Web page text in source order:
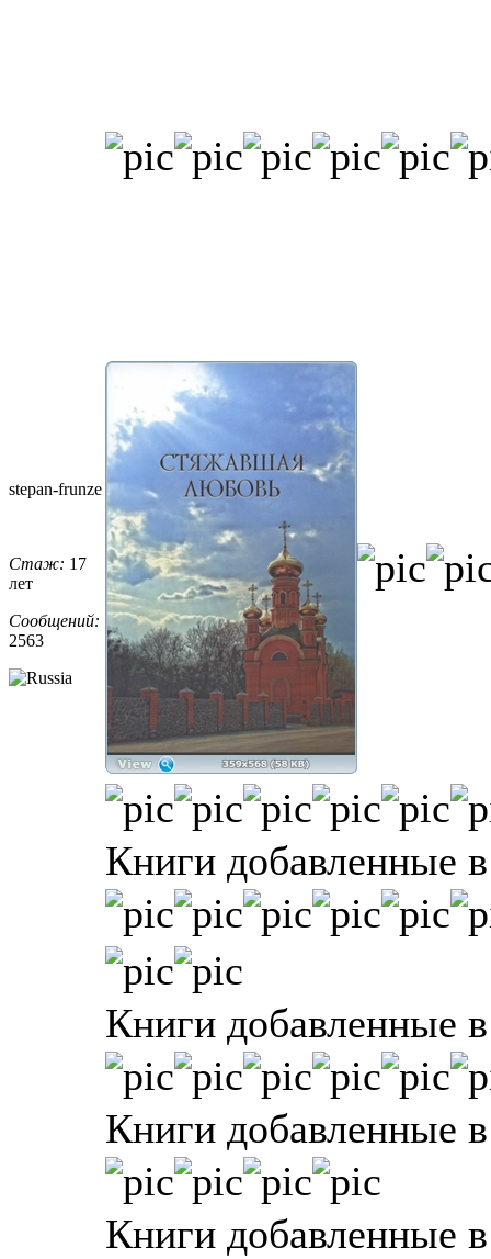
stepan-frunz​e
Стаж: 17
лет
Сообщений:
2563
Книги добавленные
Книги добавленные
Книги добавленные
Книги добавленные